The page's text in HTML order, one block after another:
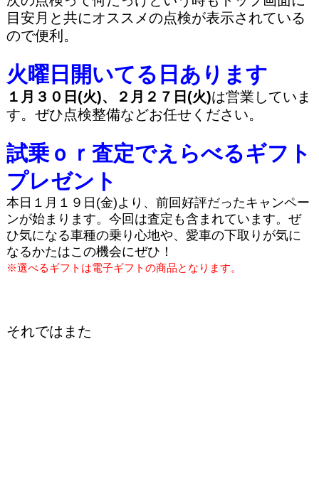
目安月と共にオススメの点検が表示されている
ので便利。
火曜日開いてる日あります
１月３０日(火)、２月２７日(火)は営業していま
す。ぜひ点検整備などお任せください。
試乗ｏｒ査定でえらべるギフト
プレゼント
本日１月１９日(金)より、前回好評だったキャンペー
ンが始まります。今回は査定も含まれています。ぜ
ひ気になる車種の乗り心地や、愛車の下取りが気に
なるかたはこの機会にぜひ！
※選べるギフトは電子ギフトの商品となります。
それではまた